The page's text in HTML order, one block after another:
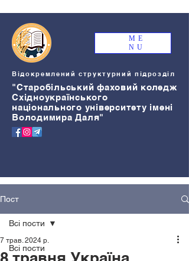
ME
NU
Відокремлений структурний підрозділ
"Старобільський фаховий коледж
Східноукраїнського
національного університету імені
Володимира Даля"
Пост
Всі пости
Всі пости
7 трав. 2024 р.